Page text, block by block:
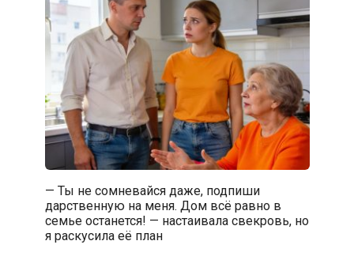
— Ты не сомневайся даже, подпиши
дарственную на меня. Дом всё равно в
семье останется! — настаивала свекровь, но
я раскусила её план